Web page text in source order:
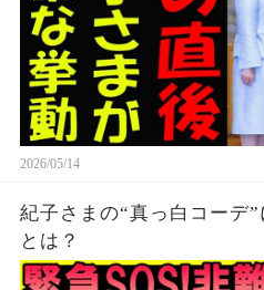
2026/05/14
紀子さまの“真っ白コーデ
とは？